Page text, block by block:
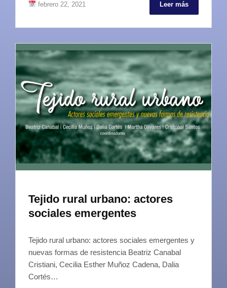
febrero 22, 2021 Leer más
Tejido rural urbano: actores
sociales emergentes
Tejido rural urbano: actores sociales emergentes y
nuevas formas de resistencia Beatriz Canabal
Cristiani, Cecilia Esther Muñoz Cadena, Dalia
Cortés…